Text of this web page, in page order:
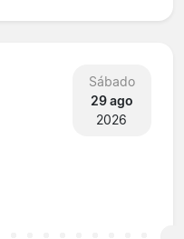
Sábado
29 ago
2026